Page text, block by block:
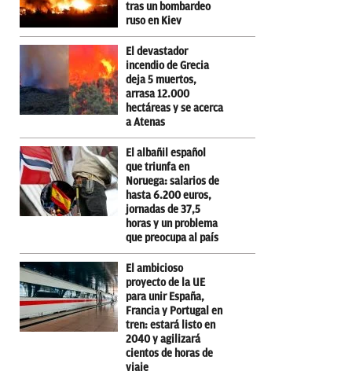
tras un bombardeo
ruso en Kiev
El devastador
incendio de Grecia
deja 5 muertos,
arrasa 12.000
hectáreas y se acerca
a Atenas
El albañil español
que triunfa en
Noruega: salarios de
hasta 6.200 euros,
jornadas de 37,5
horas y un problema
que preocupa al país
El ambicioso
proyecto de la UE
para unir España,
Francia y Portugal en
tren: estará listo en
2040 y agilizará
cientos de horas de
viaje